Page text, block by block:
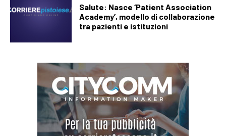
Salute: Nasce ‘Patient Association
Academy’, modello di collaborazione
tra pazienti e istituzioni